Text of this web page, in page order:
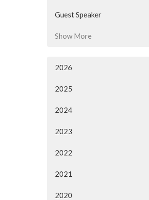
Guest Speaker
Show More
2026
2025
2024
2023
2022
2021
2020